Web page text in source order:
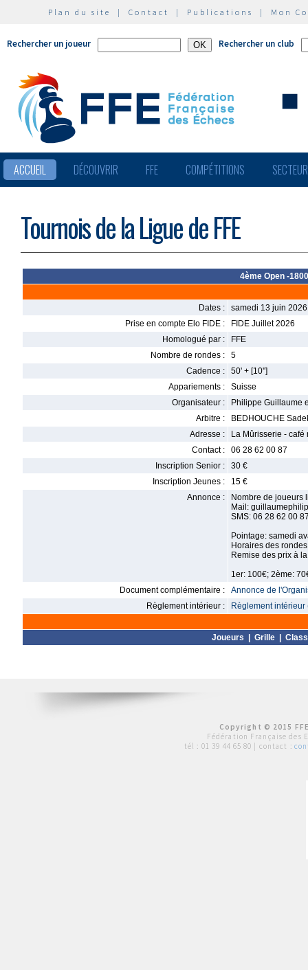
Plan du site | Contact | Publications | Mon
Rechercher un joueur Rechercher un club
ACCUEIL DÉCOUVRIR FFE COMPÉTITIONS
Tournois de la Ligue de FFE
4ème Open -
Dates :
samedi 13 juin
Prise en compte Elo FIDE :
FIDE Juillet 2026
Homologué par :
FFE
Nombre de rondes :
5
Cadence :
50' + [10'']
Appariements :
Suisse
Organisateur :
Philippe Guillaume
Arbitre :
BEDHOUCHE
Adresse :
La Mûrisserie -
Contact :
06 28 62 00 87
Inscription Senior :
30 €
Inscription Jeunes :
15 €
Annonce :
Nombre de joueurs
Mail:
SMS: 06 28 62 00
Pointage: samedi
Horaires des
Remise des prix à
1er: 100€; 2ème:
Document complémentaire :
Annonce de
Règlement intérieur :
Règlement intérieur
Joueurs Grille
Copyright © 2015
Fédération Française des
tél : 01 39 44 65 80 | contact :